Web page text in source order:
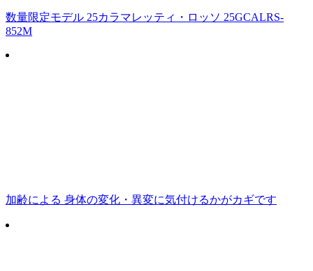
数量限定モデル 25カラマレッティ・ロッソ 25GCALRS-
852M
加齢による 身体の変化・異変に気付けるかがカギです